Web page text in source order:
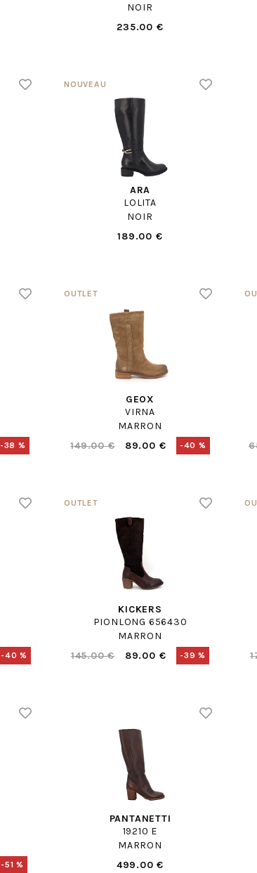
NOIR
235.00 €
ARA
LOLITA
NOIR
189.00 €
-38 %
GEOX
VIRNA
MARRON
149.00 €
89.00 € -40 %
-40 %
KICKERS
PIONLONG 656430
MARRON
145.00 €
89.00 € -39 %
-51 %
PANTANETTI
19210 E
MARRON
499.00 €